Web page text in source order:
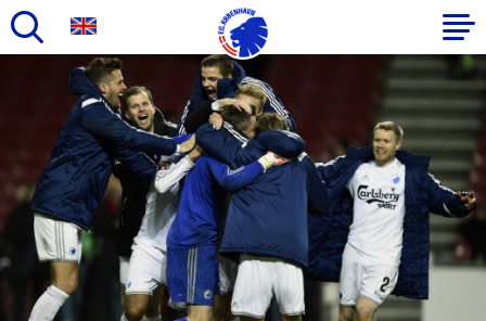
hovedindhold
Primær
navigation